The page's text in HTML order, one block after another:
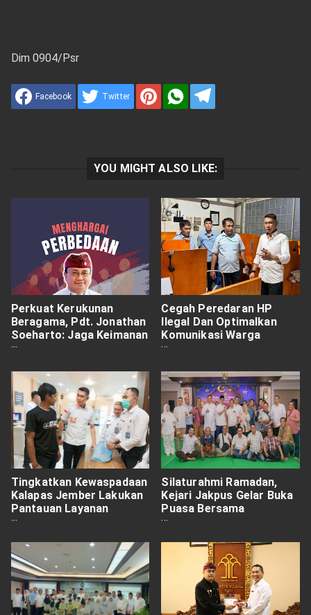
Dim 0904/Psr
Facebook Twitter
YOU MIGHT ALSO LIKE:
Perkuat Kerukunan
Beragama, Pdt. Jonathan
Soeharto: Jaga Keimanan
dan Tolak Ajaran
Cegah Peredaran HP
Ilegal Dan Optimalkan
Komunikasi Warga
Binaan, Lapas Jember
Tingkatkan Kewaspadaan
Kalapas Jember Lakukan
Pantauan Layanan
Kunjungan
Silaturahmi Ramadan,
Kejari Jakpus Gelar Buka
Puasa Bersama
Wartawan